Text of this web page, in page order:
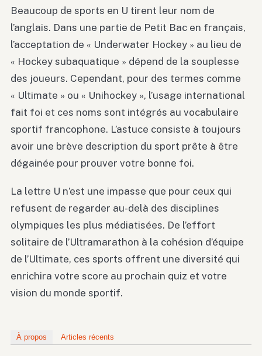
Beaucoup de sports en U tirent leur nom de
l’anglais. Dans une partie de Petit Bac en français,
l’acceptation de « Underwater Hockey » au lieu de
« Hockey subaquatique » dépend de la souplesse
des joueurs. Cependant, pour des termes comme
« Ultimate » ou « Unihockey », l’usage international
fait foi et ces noms sont intégrés au vocabulaire
sportif francophone. L’astuce consiste à toujours
avoir une brève description du sport prête à être
dégainée pour prouver votre bonne foi.
La lettre U n’est une impasse que pour ceux qui
refusent de regarder au-delà des disciplines
olympiques les plus médiatisées. De l’effort
solitaire de l’Ultramarathon à la cohésion d’équipe
de l’Ultimate, ces sports offrent une diversité qui
enrichira votre score au prochain quiz et votre
vision du monde sportif.
À propos Articles récents